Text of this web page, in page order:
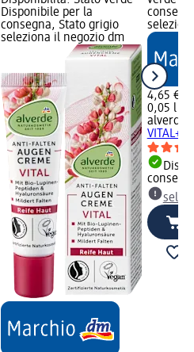
Disponibile per la
consegna, Stato grigio
seleziona il negozio dm
4,65 €
0,05 l
alverde
VITAL+,